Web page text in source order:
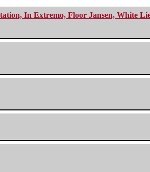
In Extremo, Floor Jansen, White